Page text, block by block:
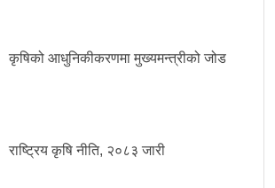
कृषिको आधुनिकीकरणमा मुख्यमन्त्रीको जोड
राष्ट्रिय कृषि नीति, २०८३ जारी